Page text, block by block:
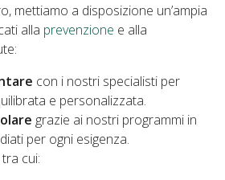
mettiamo a disposizione un’ampia
alla prevenzione e alla
con i nostri specialisti per
e personalizzata.
grazie ai nostri programmi in
per ogni esigenza.
tra cui: